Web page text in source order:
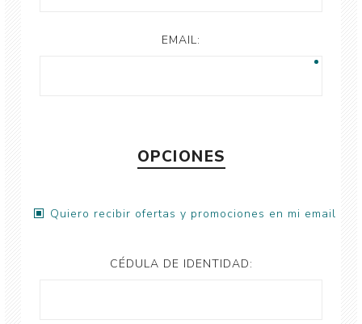
EMAIL:
OPCIONES
Quiero recibir ofertas y promociones en mi email
CÉDULA DE IDENTIDAD: